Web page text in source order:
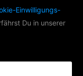
Einwilligungs-
Du in unserer